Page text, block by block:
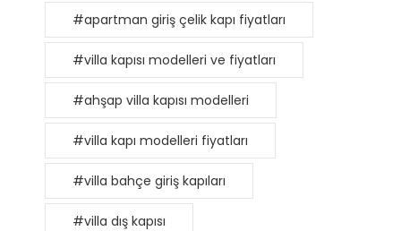
#apartman giriş çelik kapı fiyatları
#villa kapısı modelleri ve fiyatları
#ahşap villa kapısı modelleri
#villa kapı modelleri fiyatları
#villa bahçe giriş kapıları
#villa dış kapısı